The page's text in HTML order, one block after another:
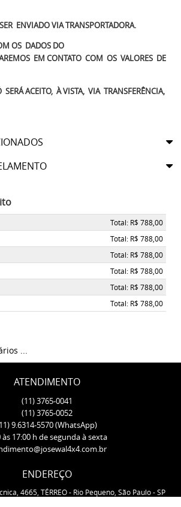
ENVIADO VIA TRANSPORTADORA.
OS DADOS DO
EM CONTATO COM OS VALORES DE
SERÁ ACEITO, À VISTA, VIA TRANSFERÊNCIA,
Total: R$ 788,00
Total: R$ 788,00
Total: R$ 788,00
Total: R$ 788,00
Total: R$ 788,00
Total: R$ 788,00
...
ATENDIMENTO
(11)3765-0041
(11)3765-0052
9.6314-5570(WhatsApp)
às 17:00 h de segunda à sexta
ENDEREÇO
4665, TÉRREO- Rio Pequeno, São Paulo-SP